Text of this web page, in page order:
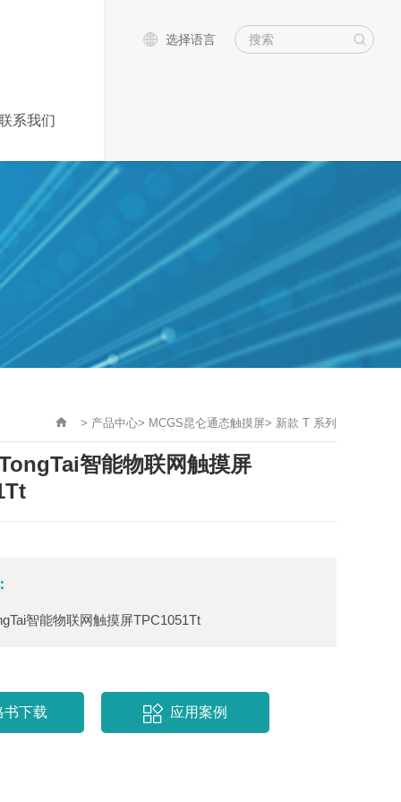
系我们
选择语言
> 产品中心> MCGS昆仑通态触摸屏> 新款 T 系列
智能物联网触摸屏
智能物联网触摸屏TPC1051Tt
书下载 应用案例